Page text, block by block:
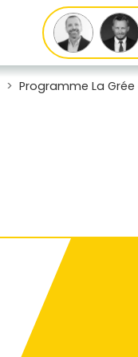
Programme La